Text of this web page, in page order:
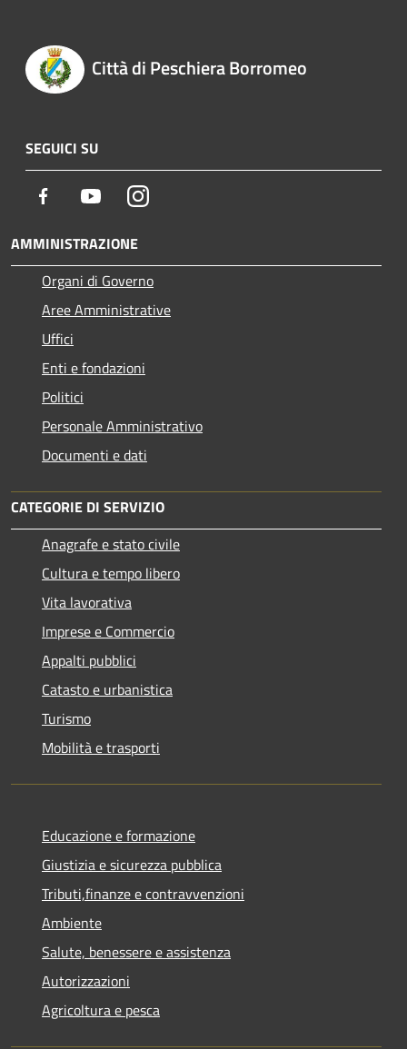
Città di Peschiera Borromeo
SEGUICI SU
Facebook YoutubeInstagram
AMMINISTRAZIONE
Organi di Governo
Aree Amministrative
Uffici
Enti e fondazioni
Politici
Personale Amministrativo
Documenti e dati
CATEGORIE DI SERVIZIO
Anagrafe e stato civile
Cultura e tempo libero
Vita lavorativa
Imprese e Commercio
Appalti pubblici
Catasto e urbanistica
Turismo
Mobilità e trasporti
Educazione e formazione
Giustizia e sicurezza pubblica
Tributi,finanze e contravvenzioni
Ambiente
Salute, benessere e assistenza
Autorizzazioni
Agricoltura e pesca